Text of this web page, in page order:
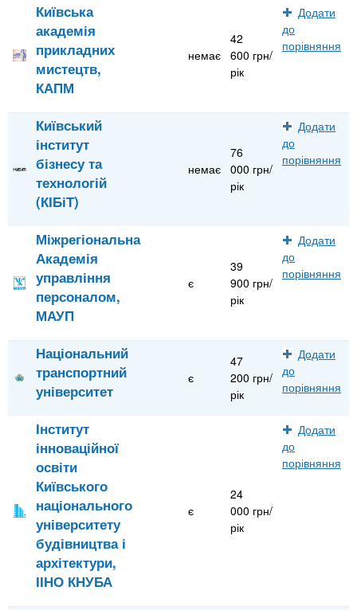
Київська
академія
прикладних
мистецтв,
КАПМ
немає
42
600 грн/
рік
Додати
до
порівняння
Київський
інститут
бізнесу та
технологій
(КІБіТ)
немає
76
000 грн/
рік
Додати
до
порівняння
Міжрегіональна
Академія
управління
персоналом,
МАУП
є
39
900 грн/
рік
Додати
до
порівняння
Національний
транспортний
університет
є
47
200 грн/
рік
Додати
до
порівняння
Інститут
інноваційної
освіти
Київського
національного
університету
будівництва і
архітектури,
ІІНО КНУБА
є
24
000 грн/
рік
Додати
до
порівняння